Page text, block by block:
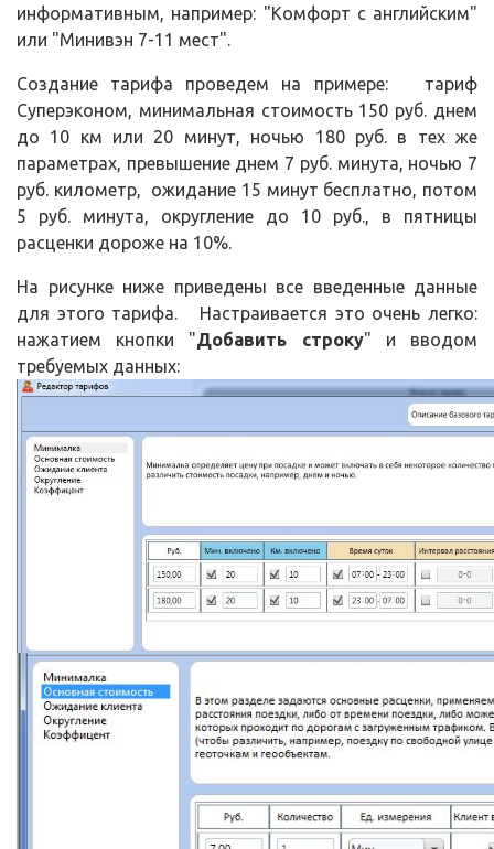
информативным, например: "Комфорт с английским"
или "Минивэн 7-11 мест".
Создание тарифа проведем на примере: тариф
Суперэконом, минимальная стоимость 150 руб. днем
до 10 км или 20 минут, ночью 180 руб. в тех же
параметрах, превышение днем 7 руб. минута, ночью 7
руб. километр, ожидание 15 минут бесплатно, потом
5 руб. минута, округление до 10 руб., в пятницы
расценки дороже на 10%.
На рисунке ниже приведены все введенные данные
для этого тарифа. Настраивается это очень легко:
нажатием кнопки "Добавить строку" и вводом
требуемых данных: